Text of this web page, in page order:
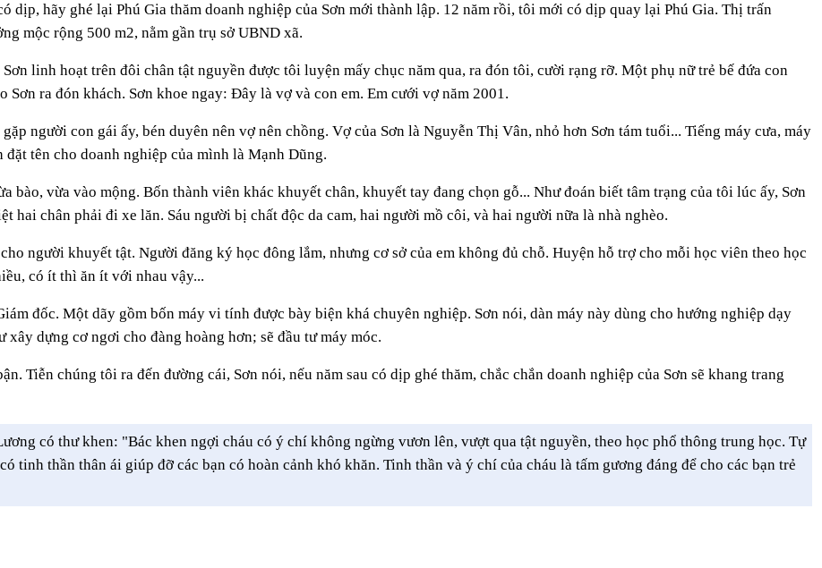
dịp, hãy ghé lại Phú Gia thăm doanh nghiệp của Sơn mới thành lập. 12 năm rồi, tôi mới có dịp quay lại Phú Gia. Thị trấn
mộc rộng 500 m2, nằm gần trụ sở UBND xã.
linh hoạt trên đôi chân tật nguyền được tôi luyện mấy chục năm qua, ra đón tôi, cười rạng rỡ. Một phụ nữ trẻ bế đứa con
ra đón khách. Sơn khoe ngay: Đây là vợ và con em. Em cưới vợ năm 2001.
người con gái ấy, bén duyên nên vợ nên chồng. Vợ của Sơn là Nguyễn Thị Vân, nhỏ hơn Sơn tám tuổi... Tiếng máy cưa, máy
tên cho doanh nghiệp của mình là Mạnh Dũng.
bào, vừa vào mộng. Bốn thành viên khác khuyết chân, khuyết tay đang chọn gỗ... Như đoán biết tâm trạng của tôi lúc ấy, Sơn
hai chân phải đi xe lăn. Sáu người bị chất độc da cam, hai người mồ côi, và hai người nữa là nhà nghèo.
người khuyết tật. Người đăng ký học đông lắm, nhưng cơ sở của em không đủ chỗ. Huyện hỗ trợ cho mỗi học viên theo học
có ít thì ăn ít với nhau vậy...
đốc. Một dãy gồm bốn máy vi tính được bày biện khá chuyên nghiệp. Sơn nói, dàn máy này dùng cho hướng nghiệp dạy
dựng cơ ngơi cho đàng hoàng hơn; sẽ đầu tư máy móc.
Tiễn chúng tôi ra đến đường cái, Sơn nói, nếu năm sau có dịp ghé thăm, chắc chắn doanh nghiệp của Sơn sẽ khang trang
có thư khen: "Bác khen ngợi cháu có ý chí không ngừng vươn lên, vượt qua tật nguyền, theo học phổ thông trung học. Tự
tinh thần thân ái giúp đỡ các bạn có hoàn cảnh khó khăn. Tinh thần và ý chí của cháu là tấm gương đáng để cho các bạn trẻ